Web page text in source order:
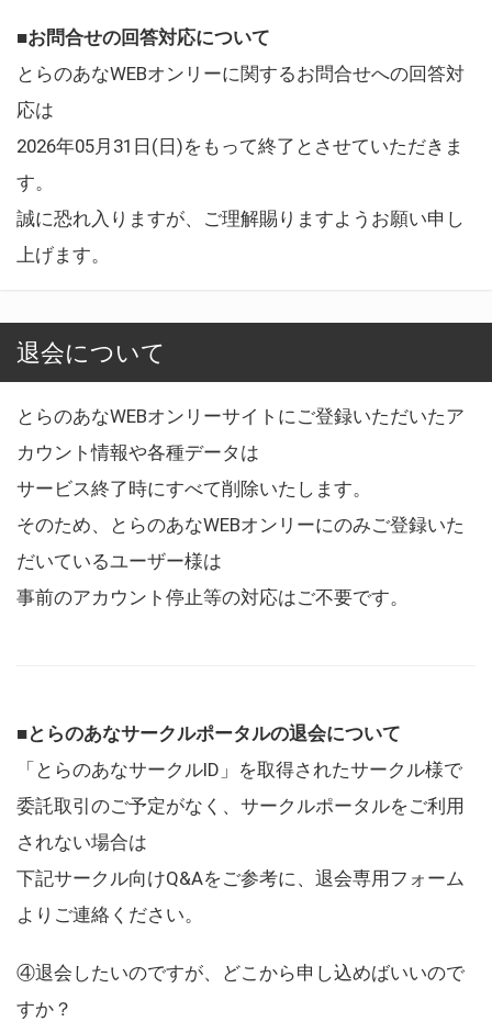
■お問合せの回答対応について
とらのあなWEBオンリーに関するお問合せへの回答対
応は
2026年05月31日(日)をもって終了とさせていただきま
す。
誠に恐れ入りますが、ご理解賜りますようお願い申し
上げます。
退会について
とらのあなWEBオンリーサイトにご登録いただいたア
カウント情報や各種データは
サービス終了時にすべて削除いたします。
そのため、とらのあなWEBオンリーにのみご登録いた
だいているユーザー様は
事前のアカウント停止等の対応はご不要です。
■とらのあなサークルポータルの退会について
「とらのあなサークルID」を取得されたサークル様で
委託取引のご予定がなく、サークルポータルをご利用
されない場合は
下記サークル向けQ&Aをご参考に、退会専用フォーム
よりご連絡ください。
④退会したいのですが、どこから申し込めばいいので
すか？